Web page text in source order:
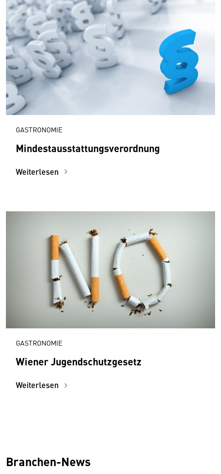
GASTRONOMIE
Mindestausstattungsverordnung
Weiterlesen
GASTRONOMIE
Wiener Jugendschutzgesetz
Weiterlesen
Branchen-News